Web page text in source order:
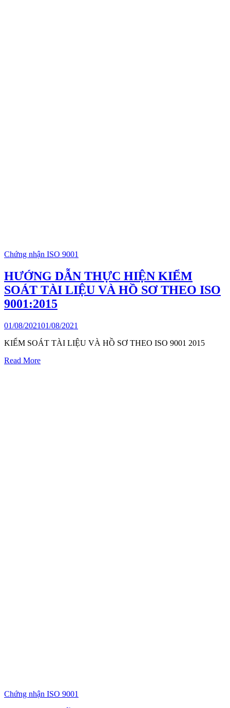
Chứng nhận ISO 9001
HƯỚNG DẪN THỰC HIỆN KIỂM
SOÁT TÀI LIỆU VÀ HỒ SƠ THEO ISO
9001:2015
01/08/202101/08/2021
KIỂM SOÁT TÀI LIỆU VÀ HỒ SƠ THEO ISO 9001 2015
Read More
Chứng nhận ISO 9001